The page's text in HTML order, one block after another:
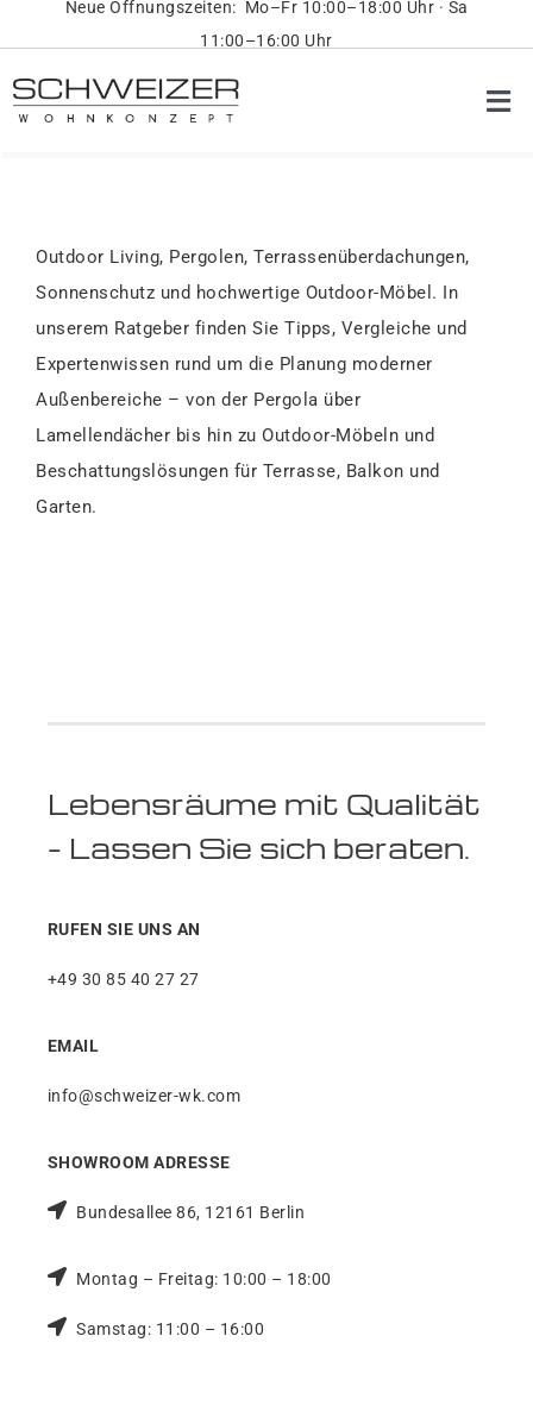
to
content
Neue Öffnungszeiten: Mo–Fr 10:00–18:00 Uhr · Sa
11:00–16:00 Uhr
Outdoor Living, Pergolen, Terrassenüberdachungen,
Sonnenschutz und hochwertige Outdoor-Möbel. In
unserem Ratgeber finden Sie Tipps, Vergleiche und
Expertenwissen rund um die Planung moderner
Außenbereiche – von der Pergola über
Lamellendächer bis hin zu Outdoor-Möbeln und
Beschattungslösungen für Terrasse, Balkon und
Garten.
Lebensräume mit Qualität
– Lassen Sie sich beraten.
RUFEN SIE UNS AN
+49 30 85 40 27 27
EMAIL
info@schweizer-wk.com
SHOWROOM ADRESSE
Bundesallee 86, 12161 Berlin
Montag – Freitag: 10:00 – 18:00
Samstag: 11:00 – 16:00